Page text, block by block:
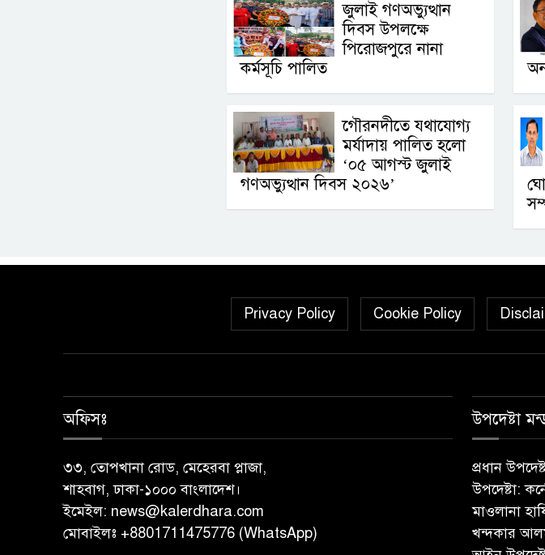
জুলাই গণঅভ্যুত্থান
দিবস উপলক্ষে
পিরোজপুরে নানা
কর্মসূচি পালিত
‎গৌরনদীতে যথাযোগ্য
মর্যাদায় পালিত হলো
‘০৫ আগস্ট জুলাই
গণঅভ্যুত্থান দিবস ২০২৬’ ‎
Privacy Policy Cookie Policy
অফিসঃ
৩৩, তোপখানা রোড, মেহেরবা প্লাজা,
শাহবাগ, ঢাকা-১০০০ বাংলাদেশ।
ইমেইল: news@kalerdhara.com
মোবাইলঃ +8801711475776 (WhatsApp)
উপদেষ্টা
প্রধান
উপদেষ্টা:
মাওলানা
খন্দকার